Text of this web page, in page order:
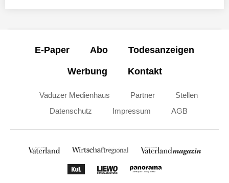
E-Paper Abo Todesanzeigen
Werbung Kontakt
Vaduzer Medienhaus Partner
Stellen
Datenschutz
Impressum AGB